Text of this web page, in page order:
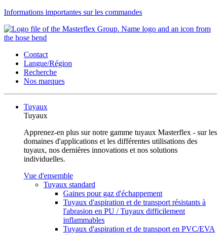
Informations importantes sur les commandes
Contact
Langue/Région
Recherche
Nos marques
Tuyaux
Tuyaux
Apprenez-en plus sur notre gamme tuyaux Masterflex - sur les
domaines d'applications et les différentes utilisations des
tuyaux, nos dernières innovations et nos solutions
individuelles.
Vue d'ensemble
Tuyaux standard
Gaines pour gaz d'échappement
Tuyaux d'aspiration et de transport résistants à
l'abrasion en PU / Tuyaux difficilement
inflammables
Tuyaux d'aspiration et de transport en PVC/EVA